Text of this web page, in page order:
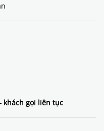
khách gọi liên tục